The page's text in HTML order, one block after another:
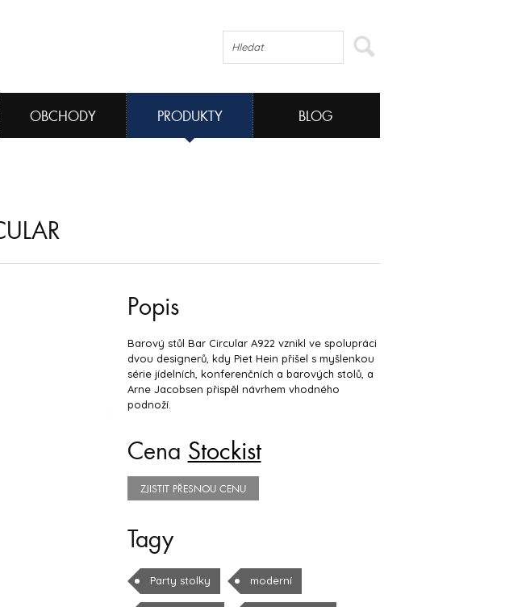
OBCHODY PRODUKTY BLOG
Popis
Barový stůl Bar Circular A922 vznikl ve spolupráci
dvou designerů, kdy Piet Hein přišel s myšlenkou
série jídelních, konferenčních a barových stolů, a
Arne Jacobsen přispěl návrhem vhodného
podnoží.
Cena Stockist
ZJISTIT PŘESNOU CENU
Tagy
Party stolky moderní